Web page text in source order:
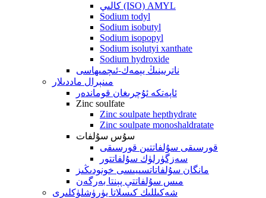
كالىي (ISO) AMYL
Sodium todyl
Sodium isobutyl
Sodium isopopyl
Sodium isolutyi xanthate
Sodium hydroxide
ناترىينىڭ يېمەك-ئىچمىھاسى
مىنېرال ماددىلار
ئاپەتكە ئۇچرىغان قوماندەر
Zinc soulfate
Zinc soulpate hepthydrate
Zinc soulpate monoshaldratate
سۇس سۇلفات
قورسىقى سۇلفاتتىن قورسىقى
سەزگۈرلۈك سۇلفاتتور
مانگان سۇلفاتاتسىيىسى خونودىڭىز
مىس سۇلفاتتې پېنتا بەرگەن
شەكىللىك كىسلاتا يۈرۈشلۈكلىرى